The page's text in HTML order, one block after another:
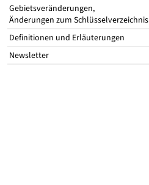
Gebietsveränderungen,
Änderungen zum Schlüsselverzeichnis
Definitionen und Erläuterungen
Newsletter